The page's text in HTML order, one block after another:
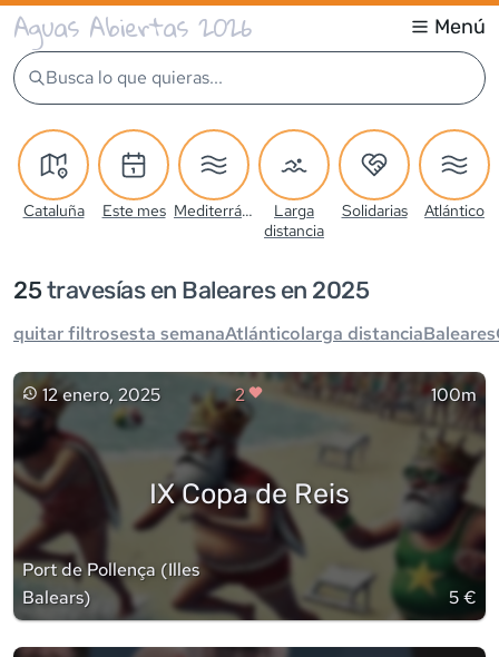
Aguas Abiertas 2026 Menú
Busca lo que quieras...
Cataluña Este mes Mediterráneo
Larga
distancia
Solidarias Atlántico
25travesías en Baleares en 2025
quitar filtrosesta semanaAtlánticolarga distanciaBaleares
12 enero, 2025 2 100m
IX Copa de Reis
Port de Pollença (Illes
Balears) 5 €